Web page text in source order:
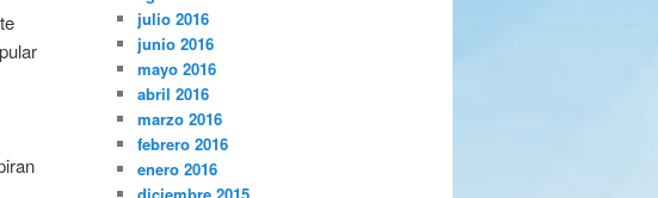
julio 2016
junio 2016
mayo 2016
abril 2016
marzo 2016
febrero 2016
enero 2016